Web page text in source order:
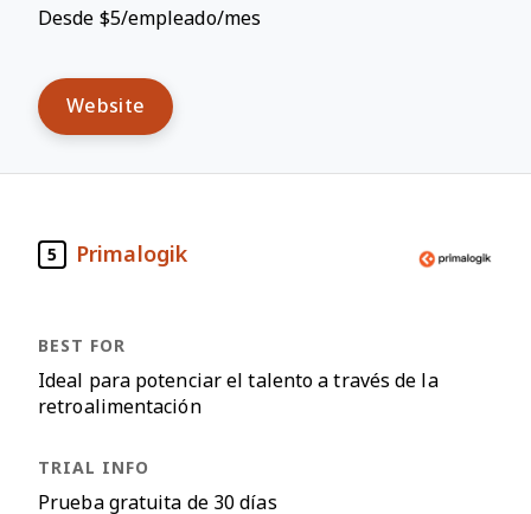
Desde $5/empleado/mes
Website
5 Primalogik
Ideal para potenciar el talento a través de la
retroalimentación
Prueba gratuita de 30 días